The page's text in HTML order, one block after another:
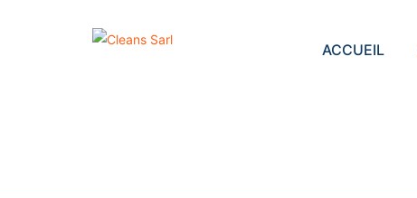
ACCUEIL